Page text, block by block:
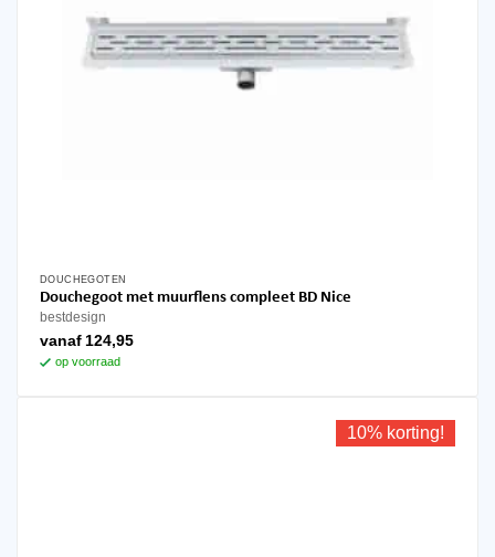
DOUCHEGOTEN
Douchegoot met muurflens compleet BD Nice
bestdesign
vanaf 124,95
op voorraad
Dit
product
10% korting!